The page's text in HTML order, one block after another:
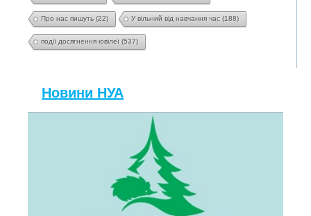
Про нас пишуть (22) У вільний від навчання час (188)
події досягнення ювілеї (537)
Новини НУА